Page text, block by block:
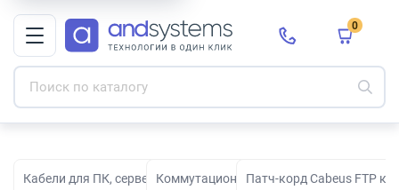
0
Кабели для ПК, серверов, сети, СКС и электропитания
Коммутационные кабелиПатч-корд Cabeus FTP